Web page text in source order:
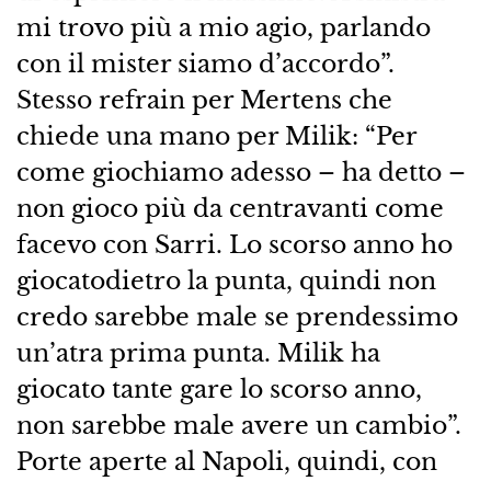
mi trovo più a mio agio, parlando
con il mister siamo d’accordo”.
Stesso refrain per Mertens che
chiede una mano per Milik: “Per
come giochiamo adesso – ha detto –
non gioco più da centravanti come
facevo con Sarri. Lo scorso anno ho
giocatodietro la punta, quindi non
credo sarebbe male se prendessimo
un’atra prima punta. Milik ha
giocato tante gare lo scorso anno,
non sarebbe male avere un cambio”.
Porte aperte al Napoli, quindi, con